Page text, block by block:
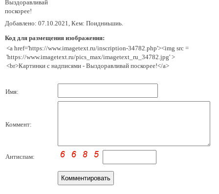
Выздоравливай
поскорее!
Добавлено: 07.10.2021, Кем: Поидниьшиь.
Код для размещения изображения:
<a href='https://www.imagetext.ru/inscription-34782.php'><img src =
'https://www.imagetext.ru/pics_max/imagetext_ru_34782.jpg' >
<br>Картинки с надписями - Выздоравливай поскорее!</a>
Имя:
Коммент:
Антиспам: